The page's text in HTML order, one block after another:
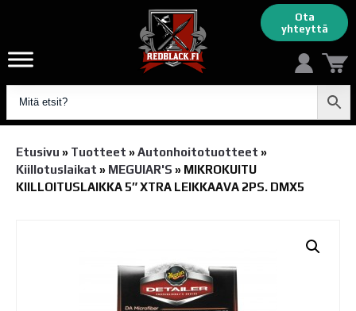
Ota
yhteyttä
Etusivu » Tuotteet » Autonhoito­tuotteet »
Kiillotuslaikat » MEGUIAR'S » MIKROKUITU
KIILLOITUSLAIKKA 5″ XTRA LEIKKAAVA 2PS. DMX5